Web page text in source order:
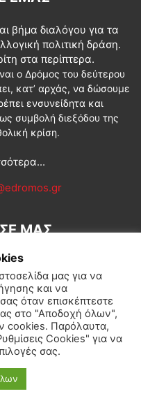
βήμα διαλόγου για τα
πολιτική δράση.
στα περίπτερα.
ο Δρόμος του δεύτερου
κατ’ αρχάς, να δώσουμε
ενσυνείδητα και
συμβολή διεξόδου της
κρίση.
ΜΑΣ
Διεθνή Κοινωνία
μας για να
και να
όταν επισκέπτεστε
στο "Αποδοχή όλων",
cookies. Παρόλαυτα,
Cookies" για να
σας.